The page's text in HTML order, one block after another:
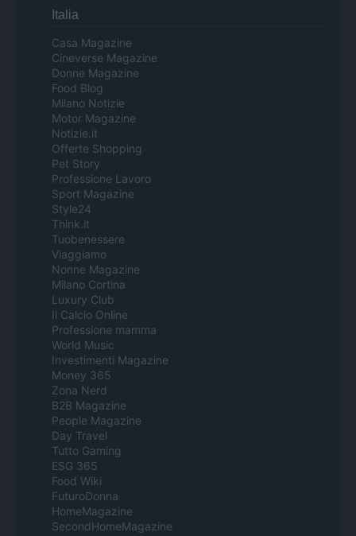
Italia
Casa Magazine
Cineverse Magazine
Donne Magazine
Food Blog
Milano Notizie
Motor Magazine
Notizie.it
Offerte Shopping
Pet Story
Professione Lavoro
Sport Magazine
Style24
Think.it
Tuobenessere
Viaggiamo
Nonne Magazine
Milano Cortina
Luxury Club
Il Calcio Online
Professione mamma
World Music
Investimenti Magazine
Money 365
Zona Nerd
B2B Magazine
People Magazine
Day Travel
Tutto Gaming
ESG 365
Food Wiki
FuturoDonna
HomeMagazine
SecondHomeMagazine